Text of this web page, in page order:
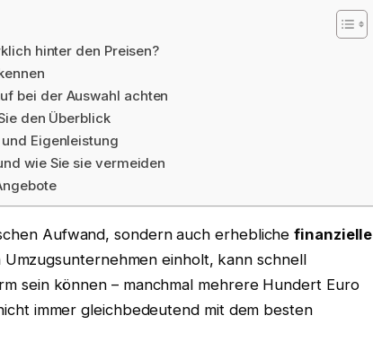
hinter den Preisen?
bei der Auswahl achten
den Überblick
Eigenleistung
wie Sie sie vermeiden
Aufwand, sondern auch erheblichefinanzielle
einholt, kann schnell
sein können – manchmal mehrere Hundert Euro
immer gleichbedeutend mit dem besten